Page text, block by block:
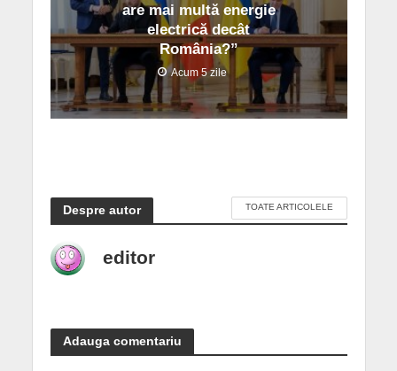
are mai multă energie
electrică decât
România?”
Acum 5 zile
Despre autor TOATE ARTICOLELE
editor
Adauga comentariu